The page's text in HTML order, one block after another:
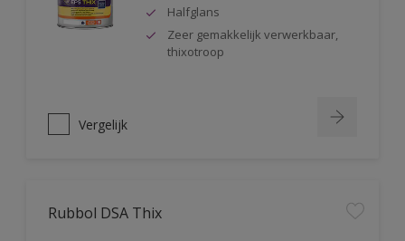
Halfglans
Zeer gemakkelijk verwerkbaar,
thixotroop
Vergelijk
Rubbol DSA Thix